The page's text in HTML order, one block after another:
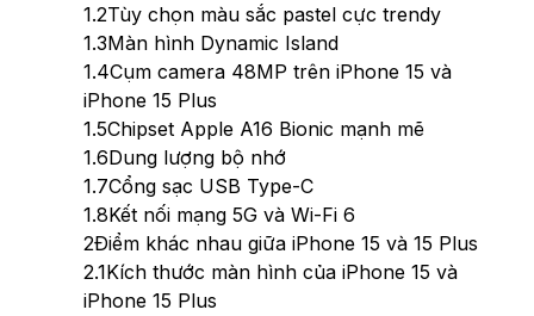
1.2Tùy chọn màu sắc pastel cực trendy
1.3Màn hình Dynamic Island
1.4Cụm camera 48MP trên iPhone 15 và
iPhone 15 Plus
1.5Chipset Apple A16 Bionic mạnh mẽ
1.6Dung lượng bộ nhớ
1.7Cổng sạc USB Type-C
1.8Kết nối mạng 5G và Wi-Fi 6
2Điểm khác nhau giữa iPhone 15 và 15 Plus
2.1Kích thước màn hình của iPhone 15 và
iPhone 15 Plus